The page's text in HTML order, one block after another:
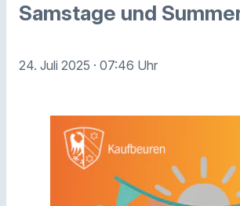
Samstage und
24. Juli 2025 · 07:46 Uhr